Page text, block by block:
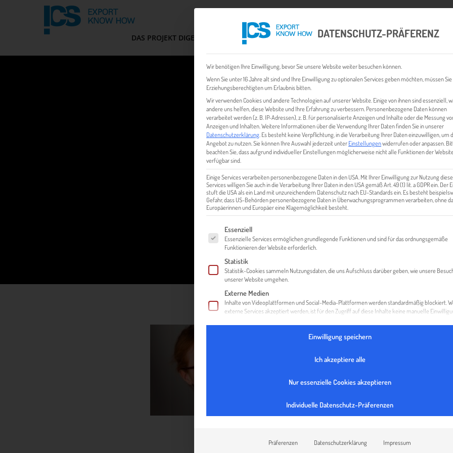
DAS PROJEKT DIGEM FIT CHECK EXPORT BUSINESS PLÄNE EVENTS & NEWS INHALT
MARIASMID
HOME
DATENSCHUTZ-PRÄFERENZ
Wir benötigen Ihre Einwilligung, bevor Sie unsere Website weiter besuchen können.
Wenn Sie unter 16 Jahre alt sind und Ihre Einwilligung zu optionalen Services geben möchten, müssen
Erziehungsberechtigten um Erlaubnis bitten.
Wir verwenden Cookies und andere Technologien auf unserer Website. Einige von ihnen sind essenziell,
andere uns helfen, diese Website und Ihre Erfahrung zu verbessern. Personenbezogene Daten können
verarbeitet werden (z. B. IP-Adressen), z. B. für personalisierte Anzeigen und Inhalte oder die Messung
Anzeigen und Inhalten. Weitere Informationen über die Verwendung Ihrer Daten finden Sie in unserer
Datenschutzerklärung Es besteht keine Verpflichtung, in die Verarbeitung Ihrer Daten einzuwilligen, um
Angebot zu nutzen. Sie können Ihre Auswahl jederzeit unterEinstellungenwiderrufen oder anpassen.
beachten Sie, dass aufgrund individueller Einstellungen möglicherweise nicht alle Funktionen der Website
verfügbar sind.
Einige Services verarbeiten personenbezogene Daten in den USA. Mit Ihrer Einwilligung zur Nutzung
Services willigen Sie auch in die Verarbeitung Ihrer Daten in den USA gemäß Art. 49 (1) lit. a GDPR ein. Der
stuft die USA als ein Land mit unzureichendem Datenschutz nach EU-Standards ein. Es besteht
Gefahr, dass US-Behörden personenbezogene Daten in Überwachungsprogrammen verarbeiten, ohne
Europäerinnen und Europäer eine Klagemöglichkeit besteht.
Es folgt eine Liste der Service-Gruppen, für die eine Einwilligung erteilt werden
Essenziell
Essenzielle Services ermöglichen grundlegende Funktionen und sind für das ordnungsgemäße
Funktionieren der Website erforderlich.
Statistik
Statistik-Cookies sammeln Nutzungsdaten, die uns Aufschluss darüber geben, wie unsere
unserer Website umgehen.
Externe Medien
Inhalte von Videoplattformen und Social-Media-Plattformen werden standardmäßig blockiert.
externe Services akzeptiert werden, ist für den Zugriff auf diese Inhalte keine manuelle
Einwilligung speichern
Ich akzeptiere alle
Nur essenzielle Cookies akzeptieren
Individuelle Datenschutz-Präferenzen
Präferenzen Datenschutzerklärung Impressum